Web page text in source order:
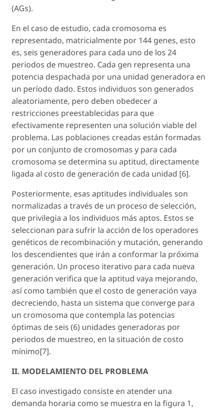
(AGs).
En el caso de estudio, cada cromosoma es
representado, matricialmente por 144 genes, esto
es, seis generadores para cada uno de los 24
periodos de muestreo. Cada gen representa una
potencia despachada por una unidad generadora en
un período dado. Estos individuos son generados
aleatoriamente, pero deben obedecer a
restricciones preestablecidas para que
efectivamente representen una solución viable del
problema. Las poblaciones creadas están formadas
por un conjunto de cromosomas y para cada
cromosoma se determina su aptitud, directamente
ligada al costo de generación de cada unidad [6].
Posteriormente, esas aptitudes individuales son
normalizadas a través de un proceso de selección,
que privilegia a los individuos más aptos. Estos se
seleccionan para sufrir la acción de los operadores
genéticos de recombinación y mutación, generando
los descendientes que irán a conformar la próxima
generación. Un proceso iterativo para cada nueva
generación verifica que la aptitud vaya mejorando,
así como también que el costo de generación vaya
decreciendo, hasta un sistema que converge para
un cromosoma que contempla las potencias
óptimas de seis (6) unidades generadoras por
periodos de muestreo, en la situación de costo
mínimo[7].
II. MODELAMIENTO DEL PROBLEMA
El caso investigado consiste en atender una
demanda horaria como se muestra en la figura 1,